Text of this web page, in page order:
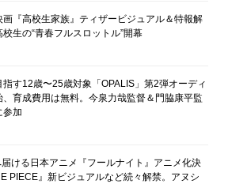
画『高校生家族』ティザービジュアル＆特報解
生の“青春フルスロットル”開幕
す12歳〜25歳対象「OPALIS」第2弾オーディ
、育成費用は無料。今泉力哉監督＆門脇康平監
参加
ける日本アニメ『フールナイト』アニメ化決
PIECE』新ビジュアルなど続々解禁。アヌシ